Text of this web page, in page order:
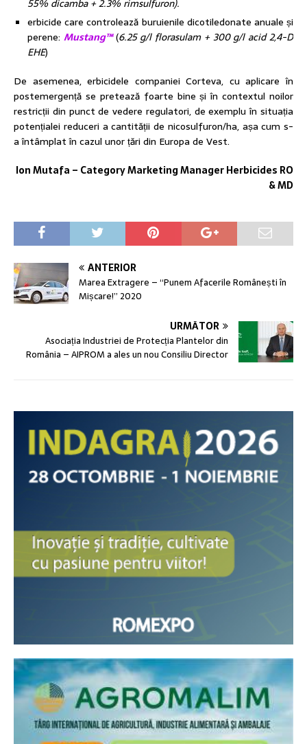
55% dicamba + 2.3% rimsulfuron).
erbicide care controlează buruienile dicotiledonate anuale și
perene: Mustang™(6.25 g/l florasulam + 300 g/l acid 2,4-D
EHE)
De asemenea, erbicidele companiei Corteva, cu aplicare în
postemergență se pretează foarte bine și în contextul noilor
restricții din punct de vedere regulatori, de exemplu în situația
potențialei reduceri a cantității de nicosulfuron/ha, așa cum s-
a întâmplat în cazul unor țări din Europa de Vest.
Ion Mutafa – Category Marketing Manager Herbicides RO
& MD
ANTERIOR
Marea Extragere – “Punem Afacerile Românești în
Mișcare!” 2020
URMĂTOR
Asociația Industriei de Protecția Plantelor din
România – AIPROM a ales un nou Consiliu Director